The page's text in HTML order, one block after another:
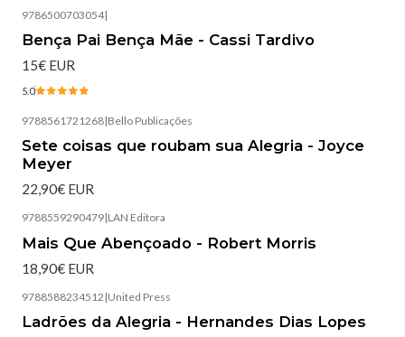
9786500703054|
Bença Pai Bença Mãe - Cassi Tardivo
15€ EUR
5.0
9788561721268|Bello Publicações
Sete coisas que roubam sua Alegria - Joyce
Meyer
22,90€ EUR
9788559290479|LAN Editora
Mais Que Abençoado - Robert Morris
18,90€ EUR
9788588234512 |United Press
Ladrões da Alegria - Hernandes Dias Lopes